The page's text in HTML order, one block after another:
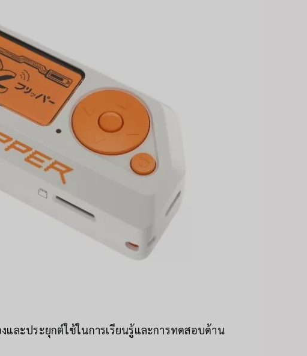
ละประยุกต์ใช้ในการเรียนรู้และการทดสอบด้าน